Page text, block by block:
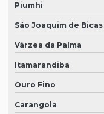
Piumhi
São Joaquim de Bicas
Várzea da Palma
Itamarandiba
Ouro Fino
Carangola